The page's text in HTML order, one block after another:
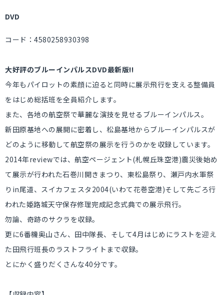
DVD
コード：4580258930398
大好評のブルーインパルスDVD最新版!!
今年もパイロットの素顔に迫ると同時に展示飛行を支える整備員
をはじめ総括班を全員紹介します。
また、各地の航空祭で華麗な演技を見せるブルーインパルス。
新田原基地への展開に密着し、松島基地からブルーインパルスが
どのように移動して航空祭の展示を行うのかを収録しています。
2014年reviewでは、航空ページェント(札幌丘珠空港)震災後始め
て展示が行われた石巻川開きまつり、東松島祭り、瀬戸内水軍祭
りin尾道、スイカフェスタ2004(いわて花巻空港)そして先ごろ行
われた姫路城天守保存修理完成記念式典での展示飛行。
勿論、奇跡のサクラを収録。
更に6番機奥山さん、田中隊長、そして4月はじめにラストを迎え
た田飛行班長のラストフライトまで収録。
とにかく盛りだくさんな40分です。